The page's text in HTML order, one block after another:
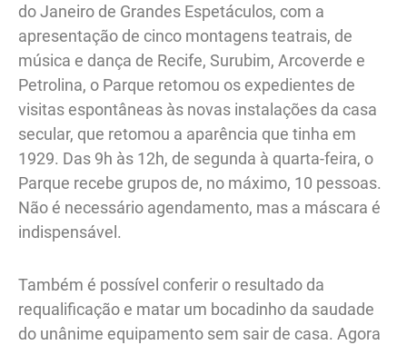
do Janeiro de Grandes Espetáculos, com a
apresentação de cinco montagens teatrais, de
música e dança de Recife, Surubim, Arcoverde e
Petrolina, o Parque retomou os expedientes de
visitas espontâneas às novas instalações da casa
secular, que retomou a aparência que tinha em
1929. Das 9h às 12h, de segunda à quarta-feira, o
Parque recebe grupos de, no máximo, 10 pessoas.
Não é necessário agendamento, mas a máscara é
indispensável.
Também é possível conferir o resultado da
requalificação e matar um bocadinho da saudade
do unânime equipamento sem sair de casa. Agora